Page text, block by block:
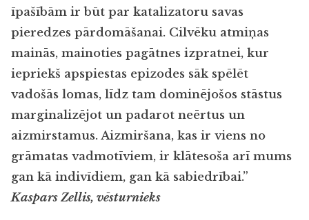
īpašībām ir būt par katalizatoru savas
pieredzes pārdomāšanai. Cilvēku atmiņas
mainās, mainoties pagātnes izpratnei, kur
iepriekš apspiestas epizodes sāk spēlēt
vadošās lomas, līdz tam dominējošos stāstus
marginalizējot un padarot neērtus un
aizmirstamus. Aizmiršana, kas ir viens no
grāmatas vadmotīviem, ir klātesoša arī mums
gan kā indivīdiem, gan kā sabiedrībai.”
Kaspars Zellis, vēsturnieks